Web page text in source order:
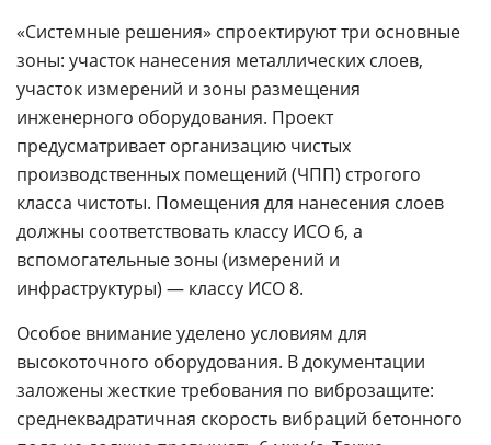
«Системные решения» спроектируют три основные
зоны: участок нанесения металлических слоев,
участок измерений и зоны размещения
инженерного оборудования. Проект
предусматривает организацию чистых
производственных помещений (ЧПП) строгого
класса чистоты. Помещения для нанесения слоев
должны соответствовать классу ИСО 6, а
вспомогательные зоны (измерений и
инфраструктуры) — классу ИСО 8.
Особое внимание уделено условиям для
высокоточного оборудования. В документации
заложены жесткие требования по виброзащите:
среднеквадратичная скорость вибраций бетонного